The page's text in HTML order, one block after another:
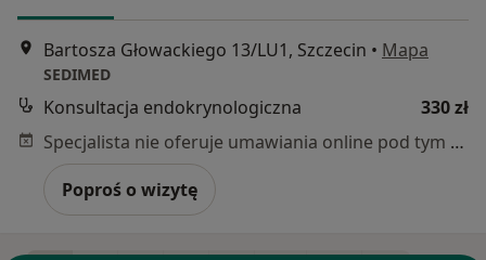
Bartosza Głowackiego 13/LU1, Szczecin • Mapa
SEDIMED
Konsultacja endokrynologiczna
330 zł
Specjalista nie oferuje umawiania online pod tym adresem.
Poproś o wizytę